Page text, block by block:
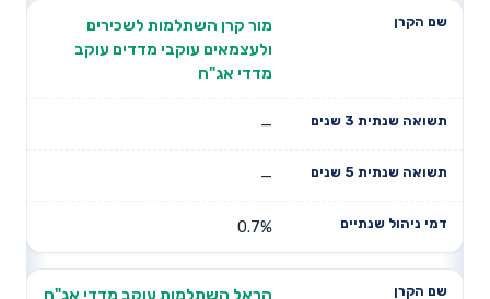
מור קרן השתלמות לשכירים
ולעצמאים עוקבי מדדים עוקב
מדדי אג"ח
—
—
0.7%
הראל השתלמות עוקב מדדי אג"ח